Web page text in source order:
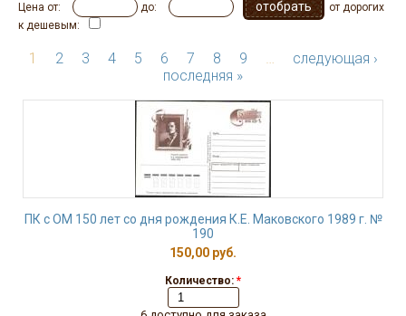
Цена от: до:
от дорогих
к дешевым:
1 2 3 4 5 6 7 8 9 …
следующая ›
последняя »
ПК с ОМ 150 лет со дня рождения К.Е. Маковского 1989 г. №
190
150,00 руб.
Количество: *